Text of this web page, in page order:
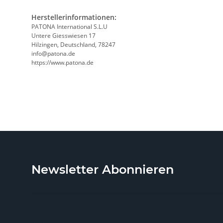
Herstellerinformationen:
PATONA International S.L.U
Untere Giesswiesen 17
Hilzingen, Deutschland, 78247
info@patona.de
https://www.patona.de
Newsletter Abonnieren